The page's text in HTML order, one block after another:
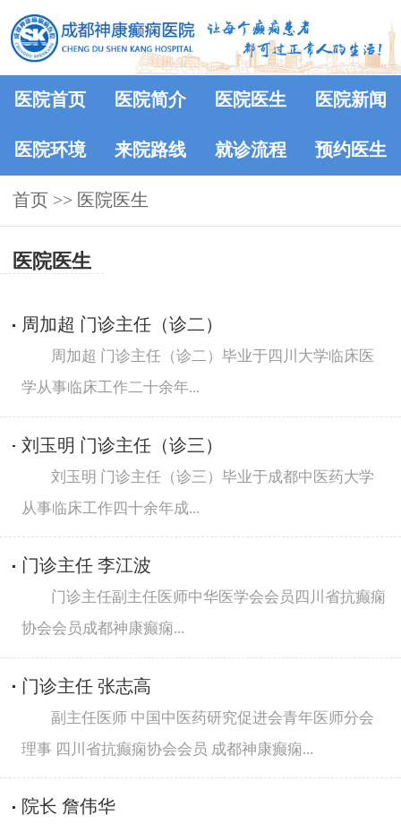
医院首页 医院简介 医院医生 医院新闻
医院环境 来院路线 就诊流程 预约医生
首页 >> 医院医生
医院医生
周加超 门诊主任（诊二）
周加超 门诊主任（诊二）毕业于四川大学临床医
学从事临床工作二十余年...
刘玉明 门诊主任（诊三）
刘玉明 门诊主任（诊三）毕业于成都中医药大学
从事临床工作四十余年成...
门诊主任 李江波
门诊主任副主任医师中华医学会会员四川省抗癫痫
协会会员成都神康癫痫...
门诊主任 张志高
副主任医师 中国中医药研究促进会青年医师分会
理事 四川省抗癫痫协会会员 成都神康癫痫...
院长 詹伟华